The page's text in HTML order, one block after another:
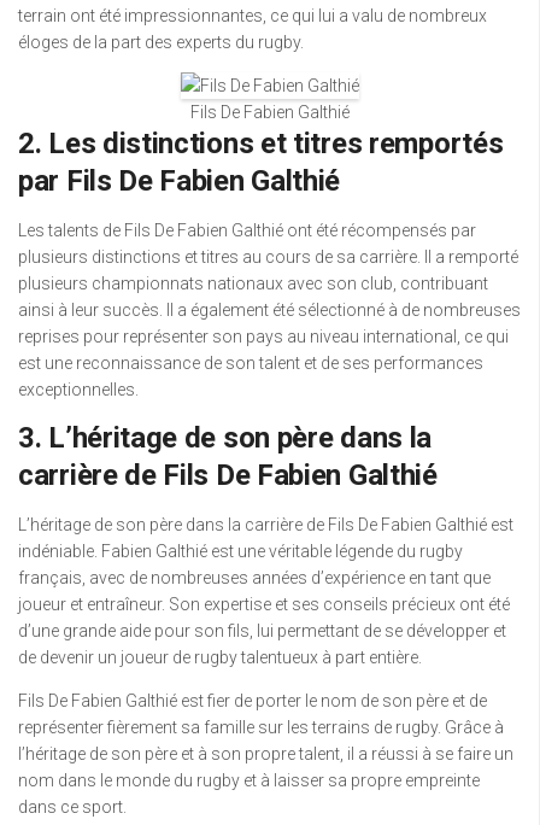
terrain ont été impressionnantes, ce qui lui a valu de nombreux
éloges de la part des experts du rugby.
Fils De Fabien Galthié
2. Les distinctions et titres remportés
par Fils De Fabien Galthié
Les talents de Fils De Fabien Galthié ont été récompensés par
plusieurs distinctions et titres au cours de sa carrière. Il a remporté
plusieurs championnats nationaux avec son club, contribuant
ainsi à leur succès. Il a également été sélectionné à de nombreuses
reprises pour représenter son pays au niveau international, ce qui
est une reconnaissance de son talent et de ses performances
exceptionnelles.
3. L’héritage de son père dans la
carrière de Fils De Fabien Galthié
L’héritage de son père dans la carrière de Fils De Fabien Galthié est
indéniable. Fabien Galthié est une véritable légende du rugby
français, avec de nombreuses années d’expérience en tant que
joueur et entraîneur. Son expertise et ses conseils précieux ont été
d’une grande aide pour son fils, lui permettant de se développer et
de devenir un joueur de rugby talentueux à part entière.
Fils De Fabien Galthié est fier de porter le nom de son père et de
représenter fièrement sa famille sur les terrains de rugby. Grâce à
l’héritage de son père et à son propre talent, il a réussi à se faire un
nom dans le monde du rugby et à laisser sa propre empreinte
dans ce sport.